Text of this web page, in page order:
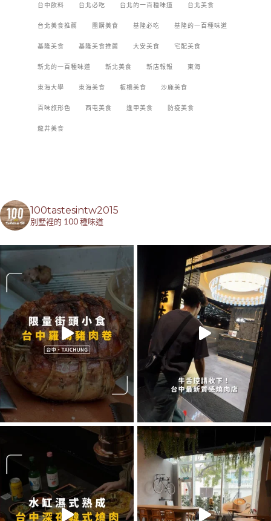
台中飲料 台北必吃 台北的一百種味道 台北美食
台北美食推薦 團購美食 基隆必吃 基隆的一百種味道
基隆美食 基隆美食推薦 大安美食 宅配美食
新北的一百種味道 新北美食 新店報報 東海
東海大學 東海美食 板橋美食 沙鹿美食
百味旅形色 西屯美食 逢甲美食 防疫美食
龍井美食
100tastesintw2015
別墅裡的 100 種味道